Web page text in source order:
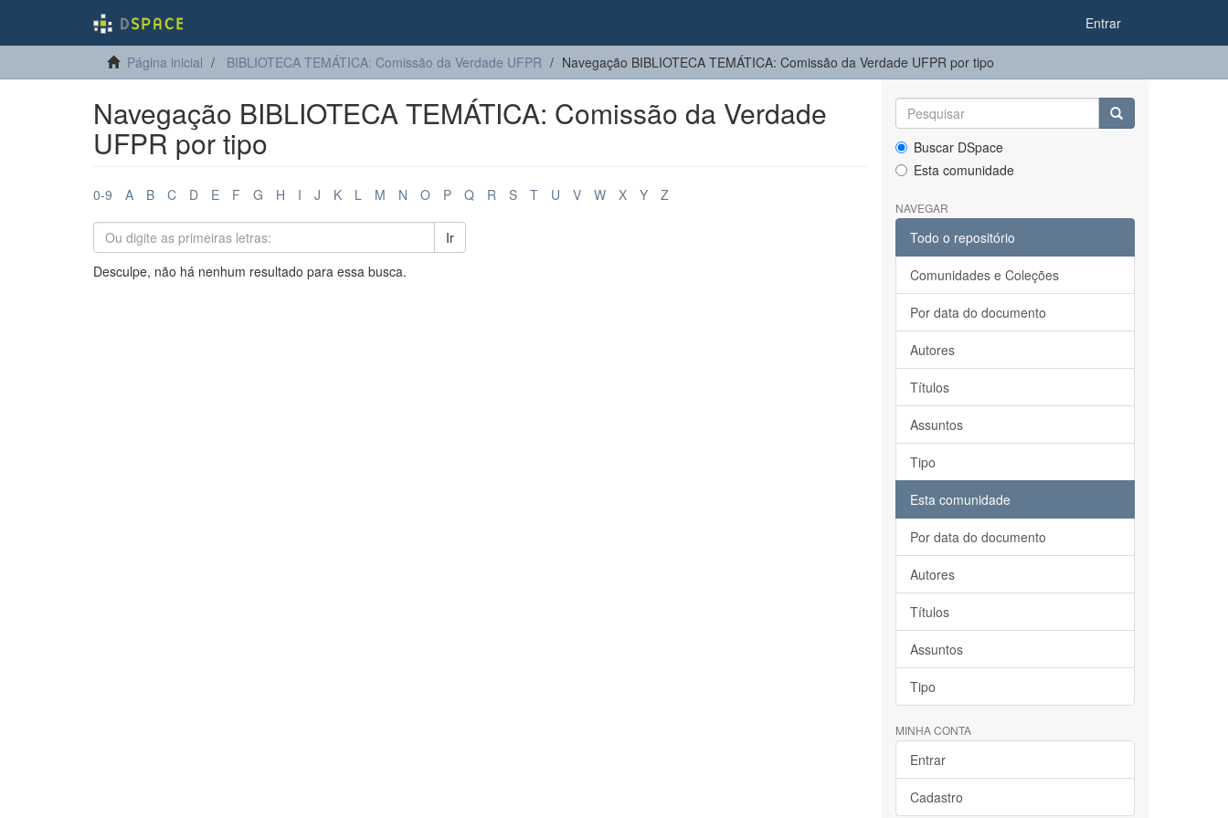
Entrar
Página inicial BIBLIOTECA TEMÁTICA: Comissão da Verdade UFPR Navegação BIBLIOTECA TEMÁTICA: Comissão da Verdade UFPR por tipo
Navegação BIBLIOTECA TEMÁTICA: Comissão da Verdade
UFPR por tipo
0-9 A B C D E F G H I J K L M N O P Q R S T U V W X Y Z
Ir
Desculpe, não há nenhum resultado para essa busca.
Buscar DSpace
Esta comunidade
NAVEGAR
Todo o repositório
Comunidades e Coleções
Por data do documento
Autores
Títulos
Assuntos
Tipo
Esta comunidade
Por data do documento
Autores
Títulos
Assuntos
Tipo
MINHA CONTA
Entrar
Cadastro